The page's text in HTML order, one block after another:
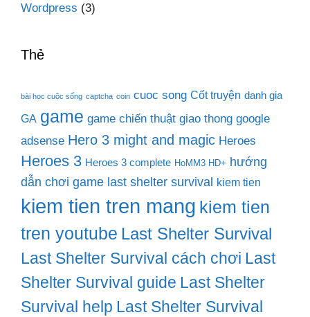
Wordpress (3)
Thẻ
bài học cuộc sống captcha coin cuoc song Cốt truyện danh gia
GA game game chiến thuật giao thong google
adsense Hero 3 might and magic Heroes
Heroes 3 Heroes 3 complete HoMM3 HD+ hướng
dẫn chơi game last shelter survival kiem tien
kiem tien tren mang kiem tien
tren youtube Last Shelter Survival
Last Shelter Survival cách chơi Last
Shelter Survival guide Last Shelter
Survival help Last Shelter Survival